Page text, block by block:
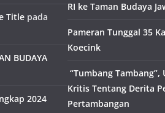
Title pada
BUDAYA
2024
RI ke Taman Budaya
Pameran Tunggal 35
Koecink
“Tumbang Tambang”,
Kritis Tentang Derita
Pertambangan